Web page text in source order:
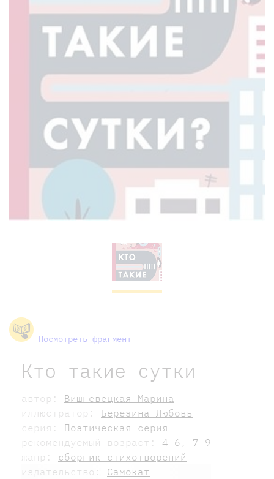
Посмотреть фрагмент
Кто такие сутки
автор: Вишневецкая Марина
иллюстратор: Березина Любовь
серия: Поэтическая серия
рекомендуемый возраст: 4-6 , 7-9
жанр: сборник стихотворений
издательство: Самокат